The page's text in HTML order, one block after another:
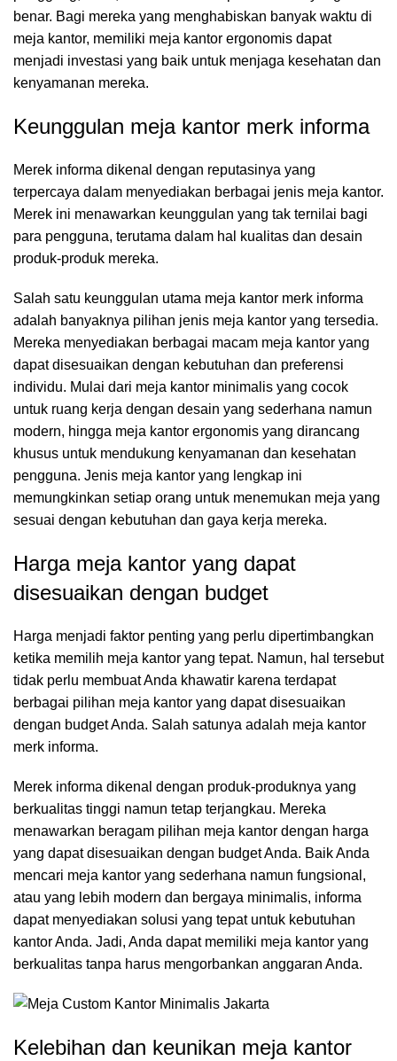
benar. Bagi mereka yang menghabiskan banyak waktu di
meja kantor, memiliki meja kantor ergonomis dapat
menjadi investasi yang baik untuk menjaga kesehatan dan
kenyamanan mereka.
Keunggulan meja kantor merk informa
Merek informa dikenal dengan reputasinya yang
terpercaya dalam menyediakan berbagai jenis meja kantor.
Merek ini menawarkan keunggulan yang tak ternilai bagi
para pengguna, terutama dalam hal kualitas dan desain
produk-produk mereka.
Salah satu keunggulan utama meja kantor merk informa
adalah banyaknya pilihan jenis meja kantor yang tersedia.
Mereka menyediakan berbagai macam meja kantor yang
dapat disesuaikan dengan kebutuhan dan preferensi
individu. Mulai dari meja kantor minimalis yang cocok
untuk ruang kerja dengan desain yang sederhana namun
modern, hingga meja kantor ergonomis yang dirancang
khusus untuk mendukung kenyamanan dan kesehatan
pengguna. Jenis meja kantor yang lengkap ini
memungkinkan setiap orang untuk menemukan meja yang
sesuai dengan kebutuhan dan gaya kerja mereka.
Harga meja kantor yang dapat
disesuaikan dengan budget
Harga menjadi faktor penting yang perlu dipertimbangkan
ketika memilih meja kantor yang tepat. Namun, hal tersebut
tidak perlu membuat Anda khawatir karena terdapat
berbagai pilihan meja kantor yang dapat disesuaikan
dengan budget Anda. Salah satunya adalah meja kantor
merk informa.
Merek informa dikenal dengan produk-produknya yang
berkualitas tinggi namun tetap terjangkau. Mereka
menawarkan beragam pilihan meja kantor dengan harga
yang dapat disesuaikan dengan budget Anda. Baik Anda
mencari meja kantor yang sederhana namun fungsional,
atau yang lebih modern dan bergaya minimalis, informa
dapat menyediakan solusi yang tepat untuk kebutuhan
kantor Anda. Jadi, Anda dapat memiliki meja kantor yang
berkualitas tanpa harus mengorbankan anggaran Anda.
Kelebihan dan keunikan meja kantor